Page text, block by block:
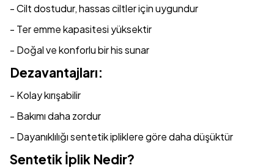
- Cilt dostudur, hassas ciltler için uygundur
- Ter emme kapasitesi yüksektir
- Doğal ve konforlu bir his sunar
Dezavantajları:
- Kolay kırışabilir
- Bakımı daha zordur
- Dayanıklılığı sentetik ipliklere göre daha düşüktür
Sentetik İplik Nedir?